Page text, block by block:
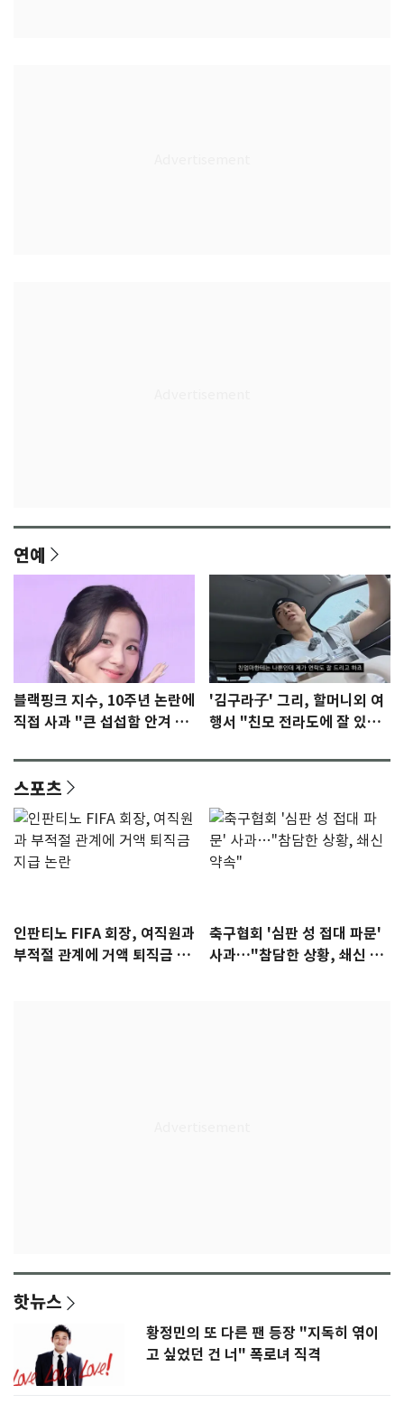
연예
블랙핑크 지수, 10주년 논란에
직접 사과 "큰 섭섭함 안겨 미
'김구라子' 그리, 할머니외 여
행서 "친모 전라도에 잘 있
스포츠
인판티노 FIFA 회장, 여직원과
부적절 관계에 거액 퇴직금 지
축구협회 '심판 성 접대 파문'
사과…"참담한 상황, 쇄신 약
핫뉴스
황정민의 또 다른 팬 등장 "지독히 엮이
고 싶었던 건 너" 폭로녀 직격